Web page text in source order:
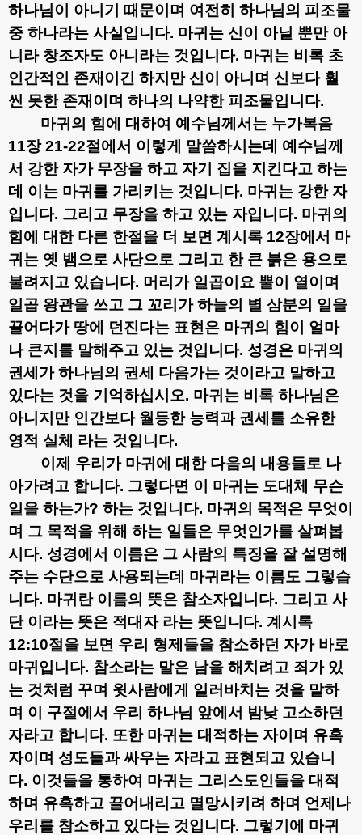
하나님이 아니기 때문이며 여전히 하나님의 피조물
중 하나라는 사실입니다. 마귀는 신이 아닐 뿐만 아
니라 창조자도 아니라는 것입니다. 마귀는 비록 초
인간적인 존재이긴 하지만 신이 아니며 신보다 훨
씬 못한 존재이며 하나의 나약한 피조물입니다.
마귀의 힘에 대하여 예수님께서는 누가복음
11장21-22절에서 이렇게 말씀하시는데 예수님께
서 강한 자가 무장을 하고 자기 집을 지킨다고 하는
데 이는 마귀를 가리키는 것입니다. 마귀는 강한 자
입니다. 그리고 무장을 하고 있는 자입니다. 마귀의
힘에 대한 다른 한절을 더 보면 계시록 12장에서 마
귀는 옛 뱀으로 사단으로 그리고 한 큰 붉은 용으로
불려지고 있습니다. 머리가 일곱이요 뿔이 열이며
일곱 왕관을 쓰고 그 꼬리가 하늘의 별 삼분의 일을
끌어다가 땅에 던진다는 표현은 마귀의 힘이 얼마
나 큰지를 말해주고 있는 것입니다. 성경은 마귀의
권세가 하나님의 권세 다음가는 것이라고 말하고
있다는 것을 기억하십시오. 마귀는 비록 하나님은
아니지만 인간보다 월등한 능력과 권세를 소유한
영적 실체 라는 것입니다.
이제 우리가 마귀에 대한 다음의 내용들로 나
아가려고 합니다. 그렇다면 이 마귀는 도대체 무슨
일을 하는가? 하는 것입니다. 마귀의 목적은 무엇이
며 그 목적을 위해 하는 일들은 무엇인가를 살펴봅
시다. 성경에서 이름은 그 사람의 특징을 잘 설명해
주는 수단으로 사용되는데 마귀라는 이름도 그렇습
니다. 마귀란 이름의 뜻은 참소자입니다. 그리고 사
단 이라는 뜻은 적대자라는 뜻입니다. 계시록
12:10절을 보면 우리 형제들을 참소하던 자가 바로
마귀입니다. 참소라는 말은 남을 해치려고 죄가 있
는 것처럼 꾸며 윗사람에게 일러바치는 것을 말하
며 이 구절에서 우리 하나님 앞에서 밤낮 고소하던
자라고 합니다. 또한 마귀는 대적하는 자이며 유혹
자이며 성도들과 싸우는 자라고 표현되고 있습니
다. 이것들을 통하여 마귀는 그리스도인들을 대적
하며 유혹하고 끌어내리고 멸망시키려 하며 언제나
우리를 참소하고 있다는 것입니다. 그렇기에 마귀